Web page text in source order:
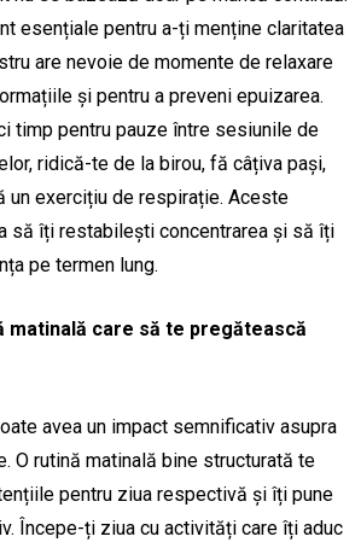
esențiale pentru a-ți menține claritatea
are nevoie de momente de relaxare
și pentru a preveni epuizarea.
timp pentru pauze între sesiunile de
ridică-te de la birou, fă câțiva pași,
un exercițiu de respirație. Aceste
să îți restabilești concentrarea și să îți
pe termen lung.
matinală care să te pregătească
avea un impact semnificativ asupra
O rutină matinală bine structurată te
pentru ziua respectivă și îți pune
Începe-ți ziua cu activități care îți aduc